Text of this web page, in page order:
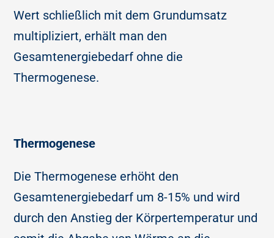
Wert schließlich mit dem Grundumsatz
multipliziert, erhält man den
Gesamtenergiebedarf ohne die
Thermogenese.
Thermogenese
Die Thermogenese erhöht den
Gesamtenergiebedarf um 8-15% und wird
durch den Anstieg der Körpertemperatur und